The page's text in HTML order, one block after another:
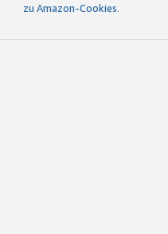
zu Amazon-Cookies.